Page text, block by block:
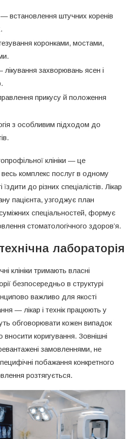
— встановлення штучних коренів
коронками, мостами,
захворювань ясен і
прикусу й положення
з особливим підходом до
клініки — це
комплекс послуг в одному
їздити до різних спеціалістів. Лікар
пацієнта, узгоджує план
спеціальностей, формує
стоматологічного здоров’я.
лабораторія
клініки тримають власні
безпосередньо в структурі
важливо для якості
— лікар і технік працюють у
обговорювати кожен випадок
коригування. Зовнішні
замовленнями, не
побажання конкретного
розтягується.